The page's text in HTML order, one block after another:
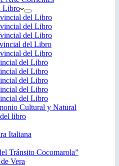
Libro
del Libro
del Libro
del Libro
del Libro
del Libro
del Libro
del Libro
del Libro
del Libro
del Libro
Cultural y Natural
libro
Italiana
Tránsito Cocomarola”
Vera